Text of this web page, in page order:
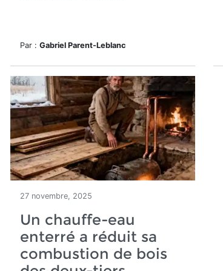
Par : Gabriel Parent-Leblanc
27 novembre, 2025
Un chauffe-eau
enterré a réduit sa
combustion de bois